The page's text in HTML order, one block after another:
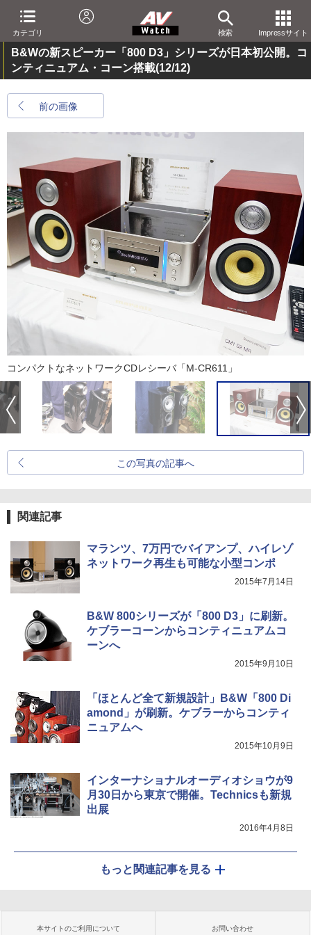
カテゴリ 検索 Impressサイト
B&Wの新スピーカー「800 D3」シリーズが日本初公開。コ
ンティニュアム・コーン搭載(12/12)
前の画像
コンパクトなネットワークCDレシーバ「M-CR611」
この写真の記事へ
関連記事
マランツ、7万円でバイアンプ、ハイレゾ
ネットワーク再生も可能な小型コンポ
2015年7月14日
B&W 800シリーズが「800 D3」に刷新。
ケブラーコーンからコンティニュアムコ
ーンへ
2015年9月10日
「ほとんど全て新規設計」B&W「800 Di
amond」が刷新。ケブラーからコンティ
ニュアムへ
2015年10月9日
インターナショナルオーディオショウが9
月30日から東京で開催。Technicsも新規
出展
2016年4月8日
もっと関連記事を見る
本サイトのご利用について お問い合わせ